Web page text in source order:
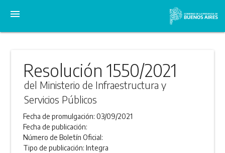
menu
Resolución 1550/2021
del Ministerio de Infraestructura y
Servicios Públicos
Fecha de promulgación:03/09/2021
Fecha de publicación:
Número de Boletín Oficial:
Tipo de publicación:Integra